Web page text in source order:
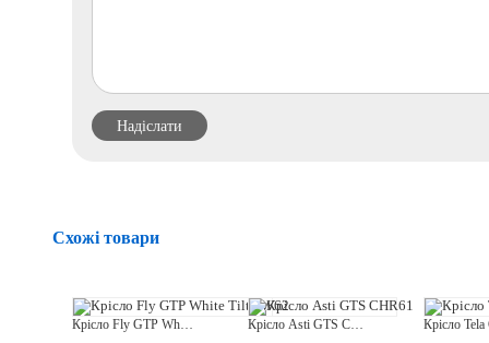
Схожі товари